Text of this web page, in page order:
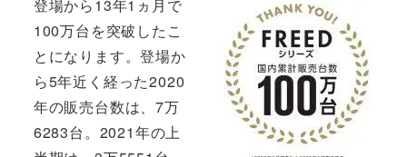
登場から13年1ヵ月で
100万台を突破したこ
とになります。登場か
ら5年近く経った2020
年の販売台数は、7万
6283台。2021年の上